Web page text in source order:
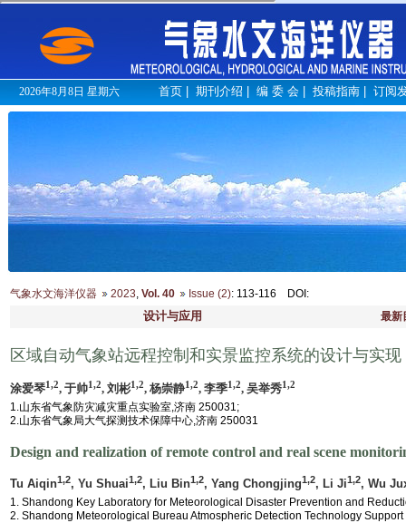
2026年8月8日 星期六 首页 期刊介绍 编 委 会 投稿指南 订阅
气象水文海洋仪器 2023, Vol. 40 Issue (2): 113-116 DOI :
设计与应用 最新
区域自动气象站远程控制和实景监控系统的设计与实现
涂爱琴1,2, 于帅1,2, 刘彬1,2, 杨崇静1,2, 李季1,2, 吴举秀1,2
1.山东省气象防灾减灾重点实验室,济南 250031;
2.山东省气象局大气探测技术保障中心,济南 250031
Design and realization of remote control and real scene
Tu Aiqin1,2, Yu Shuai1,2, Liu Bin1,2, Yang Chongjing1,2, Li Ji1,2, Wu
1. Shandong Key Laboratory for Meteorological Disaster Prevention and
2. Shandong Meteorological Bureau Atmospheric Detection Technology